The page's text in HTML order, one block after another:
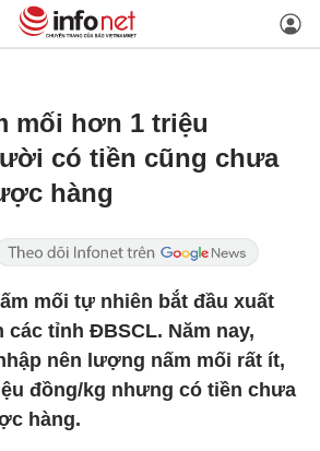
mối hơn 1 triệu
có tiền cũng chưa
hàng
mối tự nhiên bắt đầu xuất
tỉnh ĐBSCL. Năm nay,
nên lượng nấm mối rất ít,
đồng/kg nhưng có tiền chưa
hàng.